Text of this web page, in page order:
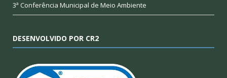
3ª Conferência Municipal de Meio Ambiente
DESENVOLVIDO POR CR2